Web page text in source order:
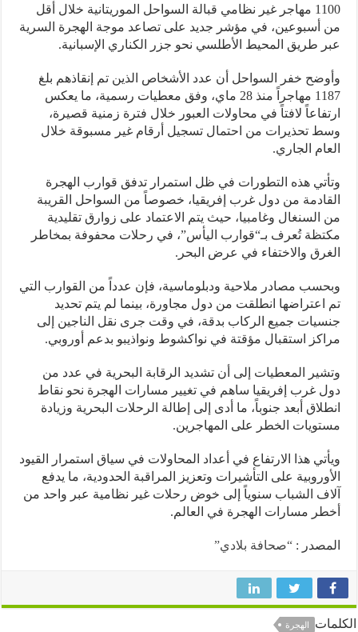
1100 مهاجر غير نظامي قبالة السواحل الموريتانية خلال أقل
أسبوعين، في مؤشر جديد على تصاعد موجة الهجرة السرية
طريق المحيط الأطلسي نحو جزر الكناري الإسبانية.
خفر السواحل أن عدد الأشخاص الذين تم إنقاذهم بلغ
1187 مهاجراً منذ 28 ماي، وفق معطيات رسمية، ما يعكس
لافتاً في محاولات العبور خلال فترة زمنية قصيرة،
تحذيرات من احتمال تسجيل أرقام غير مسبوقة خلال
الجاري.
هذه التطورات في ظل استمرار تدفق قوارب الهجرة
من دول غرب إفريقيا، خصوصاً من السواحل القريبة
وغامبيا، حيث يتم الاعتماد على زوارق تقليدية
تُعرف بـ“قوارب اليأس”، في رحلات محفوفة بمخاطر
والاختفاء في عرض البحر.
مصادر ملاحية ودبلوماسية، فإن عدداً من القوارب التي
اعتراضها انطلقت من دول مجاورة، بينما لم يتم تحديد
جميع الركاب بدقة، في وقت جرى نقل الناجين إلى
استقبال مؤقتة في نواكشوط ونواذيبو بدعم أوروبي.
المعطيات إلى أن تشديد الرقابة البحرية في عدد من
غرب إفريقيا ساهم في تغيير مسارات الهجرة نحو نقاط
أبعد جنوباً، ما أدى إلى إطالة الرحلات البحرية وزيادة
الخطر على المهاجرين.
هذا الارتفاع في أعداد المحاولات في سياق استمرار القيود
على التأشيرات وتعزيز المراقبة الحدودية، ما يدفع
الشباب سنوياً إلى خوض رحلات غير نظامية عبر واحد من
مسارات الهجرة في العالم.
:“صحافة بلادي”
الهجرة